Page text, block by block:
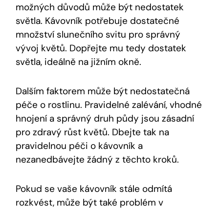
možných důvodů může být nedostatek
světla. Kávovník potřebuje dostatečné
množství slunečního svitu pro správný
vývoj květů. Dopřejte mu tedy dostatek
světla, ideálně na jižním okně.
Dalším faktorem může být nedostatečná
péče o rostlinu. Pravidelné zalévání, vhodné
hnojení a správný druh půdy jsou zásadní
pro zdravý růst květů. Dbejte tak na
pravidelnou péči o kávovník a
nezanedbávejte žádný z těchto kroků.
Pokud se vaše kávovník stále odmítá
rozkvést, může být také problém v